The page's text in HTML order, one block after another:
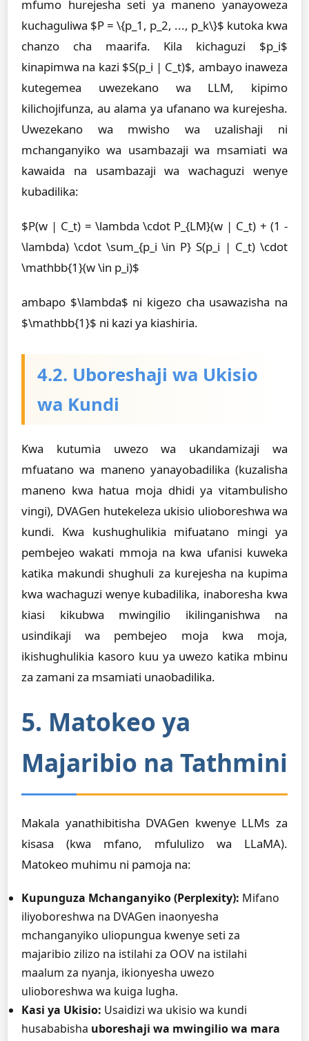
mfumo hurejesha seti ya maneno yanayoweza
kuchaguliwa $P = \{p_1, p_2, ..., p_k\}$ kutoka kwa
chanzo cha maarifa. Kila kichaguzi $p_i$
kinapimwa na kazi $S(p_i | C_t)$, ambayo inaweza
kutegemea uwezekano wa LLM, kipimo
kilichojifunza, au alama ya ufanano wa kurejesha.
Uwezekano wa mwisho wa uzalishaji ni
mchanganyiko wa usambazaji wa msamiati wa
kawaida na usambazaji wa wachaguzi wenye
kubadilika:
$P(w | C_t) = \lambda \cdot P_{LM}(w | C_t) + (1 -
\lambda) \cdot \sum_{p_i \in P} S(p_i | C_t) \cdot
\mathbb{1}(w \in p_i)$
ambapo $\lambda$ ni kigezo cha usawazisha na
$\mathbb{1}$ ni kazi ya kiashiria.
4.2. Uboreshaji wa Ukisio
wa Kundi
Kwa kutumia uwezo wa ukandamizaji wa
mfuatano wa maneno yanayobadilika (kuzalisha
maneno kwa hatua moja dhidi ya vitambulisho
vingi), DVAGen hutekeleza ukisio ulioboreshwa wa
kundi. Kwa kushughulikia mifuatano mingi ya
pembejeo wakati mmoja na kwa ufanisi kuweka
katika makundi shughuli za kurejesha na kupima
kwa wachaguzi wenye kubadilika, inaboresha kwa
kiasi kikubwa mwingilio ikilinganishwa na
usindikaji wa pembejeo moja kwa moja,
ikishughulikia kasoro kuu ya uwezo katika mbinu
za zamani za msamiati unaobadilika.
5. Matokeo ya
Majaribio na Tathmini
Makala yanathibitisha DVAGen kwenye LLMs za
kisasa (kwa mfano, mfululizo wa LLaMA).
Matokeo muhimu ni pamoja na:
Kupunguza Mchanganyiko (Perplexity): Mifano
iliyoboreshwa na DVAGen inaonyesha
mchanganyiko uliopungua kwenye seti za
majaribio zilizo na istilahi za OOV na istilahi
maalum za nyanja, ikionyesha uwezo
ulioboreshwa wa kuiga lugha.
Kasi ya Ukisio: Usaidizi wa ukisio wa kundi
husababisha uboreshaji wa mwingilio wa mara